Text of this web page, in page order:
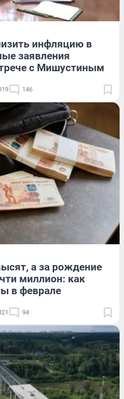
инфляцию в
заявления
с Мишустиным
146
а за рождение
миллион: как
в феврале
94